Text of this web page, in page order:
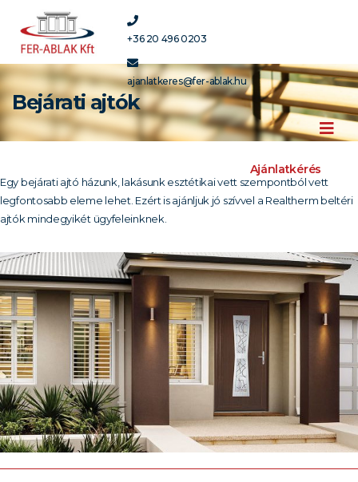
+36 20 496 0203
ajanlatkeres@fer-ablak.hu
Ajánlatkérés
Bejárati ajtók
Egy bejárati ajtó házunk, lakásunk esztétikai vett szempontból vett
legfontosabb eleme lehet. Ezért is ajánljuk jó szívvel a Realtherm beltéri
ajtók mindegyikét ügyfeleinknek.